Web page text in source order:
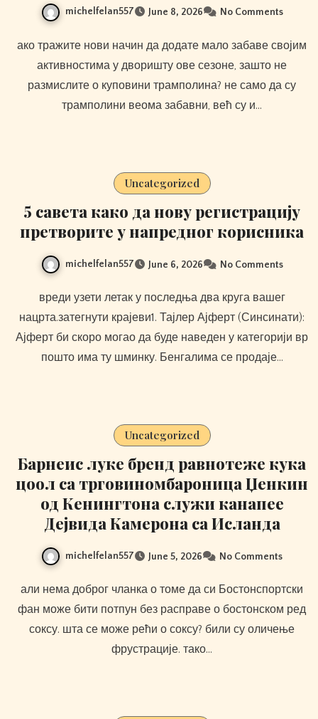
michelfelan557 June 8, 2026 No Comments
ако тражите нови начин да додате мало забаве својим
активностима у дворишту ове сезоне, зашто не
размислите о куповини трамполина? не само да су
трамполини веома забавни, већ су и…
Uncategorized
5 савета како да нову регистрацију
претворите у напредног корисника
michelfelan557 June 6, 2026 No Comments
вреди узети летак у последња два круга вашег
нацрта.затегнути крајеви1. Тајлер Ајферт (Синсинати):
Ајферт би скоро могао да буде наведен у категорији вр
пошто има ту шминку. Бенгалима се продаје…
Uncategorized
Барнеис луке бренд равнотеже кука
цоол са трговиномбароница Џенкин
од Кенингтона служи канапее
Дејвида Камерона са Исланда
michelfelan557 June 5, 2026 No Comments
али нема доброг чланка о томе да си Бостонспортски
фан може бити потпун без расправе о бостонском ред
соксу. шта се може рећи о соксу? били су оличење
фрустрације. тако…